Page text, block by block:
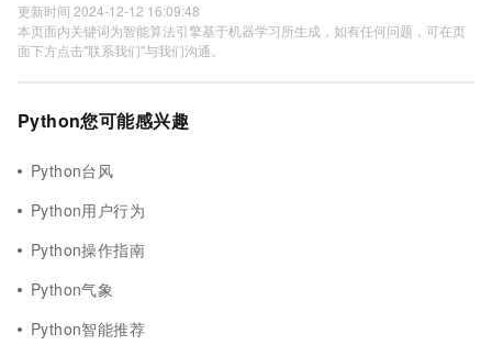
更新时间 2024-12-12 16:09:48
本页面内关键词为智能算法引擎基于机器学习所生成，如有任何问题，可在页
面下方点击"联系我们"与我们沟通。
Python您可能感兴趣
Python台风
Python用户行为
Python操作指南
Python气象
Python智能推荐